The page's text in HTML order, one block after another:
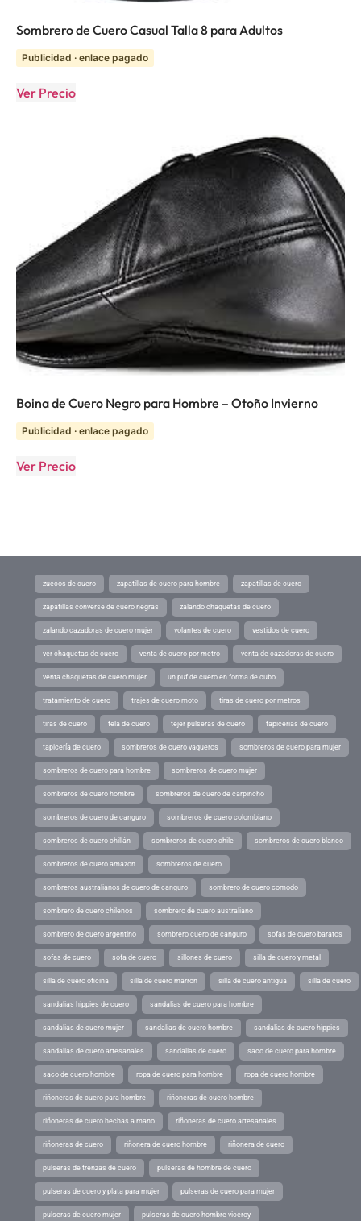
Sombrero de Cuero Casual Talla 8 para Adultos
Publicidad · enlace pagado
Ver Precio
Boina de Cuero Negro para Hombre – Otoño Invierno
Publicidad · enlace pagado
Ver Precio
zuecos de cuero zapatillas de cuero para hombre zapatillas de cuero
zapatillas converse de cuero negras zalando chaquetas de cuero
zalando cazadoras de cuero mujer volantes de cuero vestidos de cuero
ver chaquetas de cuero venta de cuero por metro venta de cazadoras de cuero
venta chaquetas de cuero mujer un puf de cuero en forma de cubo
tratamiento de cuero trajes de cuero moto tiras de cuero por metros
tiras de cuero tela de cuero tejer pulseras de cuero tapicerias de cuero
tapicería de cuero sombreros de cuero vaqueros sombreros de cuero para mujer
sombreros de cuero para hombre sombreros de cuero mujer
sombreros de cuero hombre sombreros de cuero de carpincho
sombreros de cuero de canguro sombreros de cuero colombiano
sombreros de cuero chillán sombreros de cuero chile sombreros de cuero blanco
sombreros de cuero amazon sombreros de cuero
sombreros australianos de cuero de canguro sombrero de cuero comodo
sombrero de cuero chilenos sombrero de cuero australiano
sombrero de cuero argentino sombrero cuero de canguro sofas de cuero baratos
sofas de cuero sofa de cuero sillones de cuero silla de cuero y metal
silla de cuero oficina silla de cuero marron silla de cuero antigua silla de cuero
sandalias hippies de cuero sandalias de cuero para hombre
sandalias de cuero mujer sandalias de cuero hombre sandalias de cuero hippies
sandalias de cuero artesanales sandalias de cuero saco de cuero para hombre
saco de cuero hombre ropa de cuero para hombre ropa de cuero hombre
riñoneras de cuero para hombre riñoneras de cuero hombre
riñoneras de cuero hechas a mano riñoneras de cuero artesanales
riñoneras de cuero riñonera de cuero hombre riñonera de cuero
pulseras de trenzas de cuero pulseras de hombre de cuero
pulseras de cuero y plata para mujer pulseras de cuero para mujer
pulseras de cuero mujer pulseras de cuero hombre viceroy